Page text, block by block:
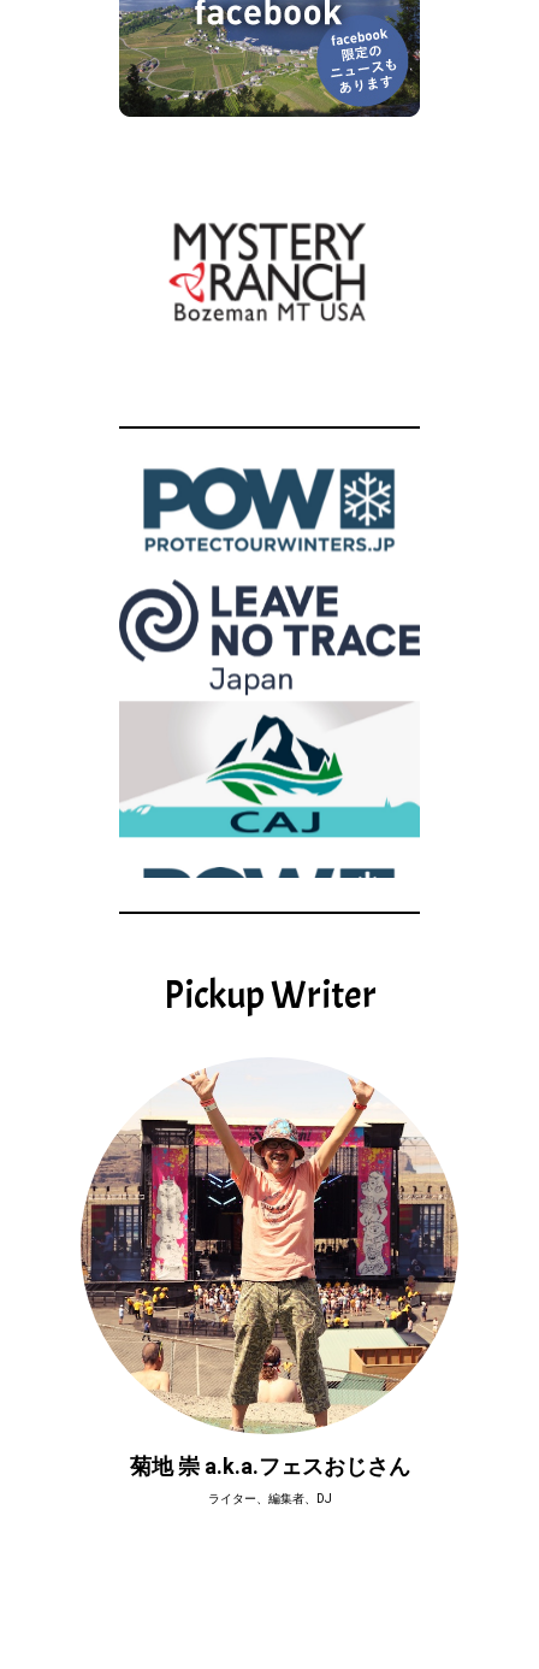
Pickup Writer
菊地 崇 a.k.a.フェスおじさん
ライター、編集者、DJ